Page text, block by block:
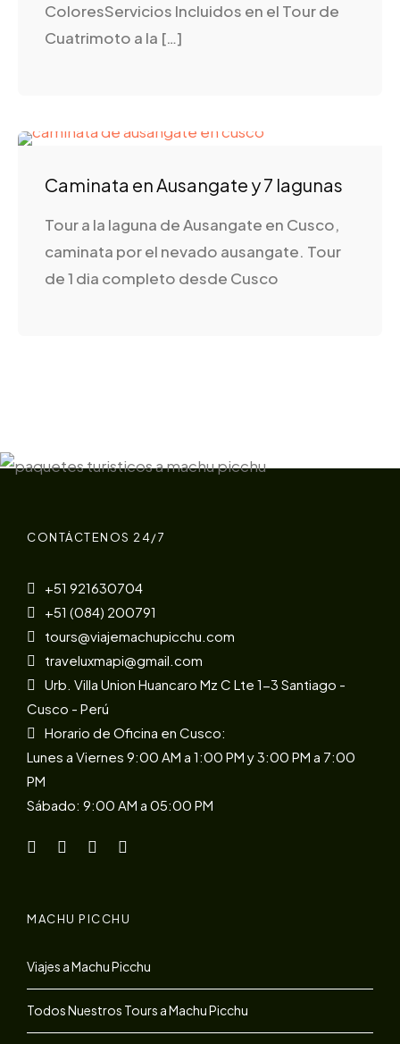
ColoresServicios Incluidos en el Tour de
Cuatrimoto a la […]
Caminata en Ausangate y 7 lagunas
Tour a la laguna de Ausangate en Cusco,
caminata por el nevado ausangate. Tour
de 1 dia completo desde Cusco
CONTÁCTENOS 24/7
+51 921630704
+51 (084) 200791
tours@viajemachupicchu.com
traveluxmapi@gmail.com
Urb. Villa Union Huancaro Mz C Lte 1-3 Santiago -
Cusco - Perú
Horario de Oficina en Cusco:
Lunes a Viernes 9:00 AM a 1:00 PM y 3:00 PM a 7:00
PM
Sábado: 9:00 AM a 05:00 PM
MACHU PICCHU
Viajes a Machu Picchu
Todos Nuestros Tours a Machu Picchu